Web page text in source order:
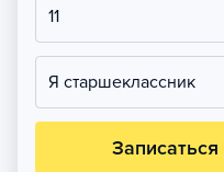
11
Я старшеклассник